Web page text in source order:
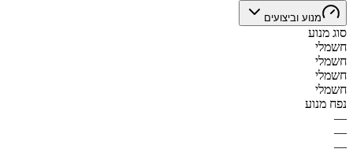
מנוע וביצועים
סוג מנוע
חשמלי
חשמלי
חשמלי
חשמלי
נפח מנוע
—
—
—